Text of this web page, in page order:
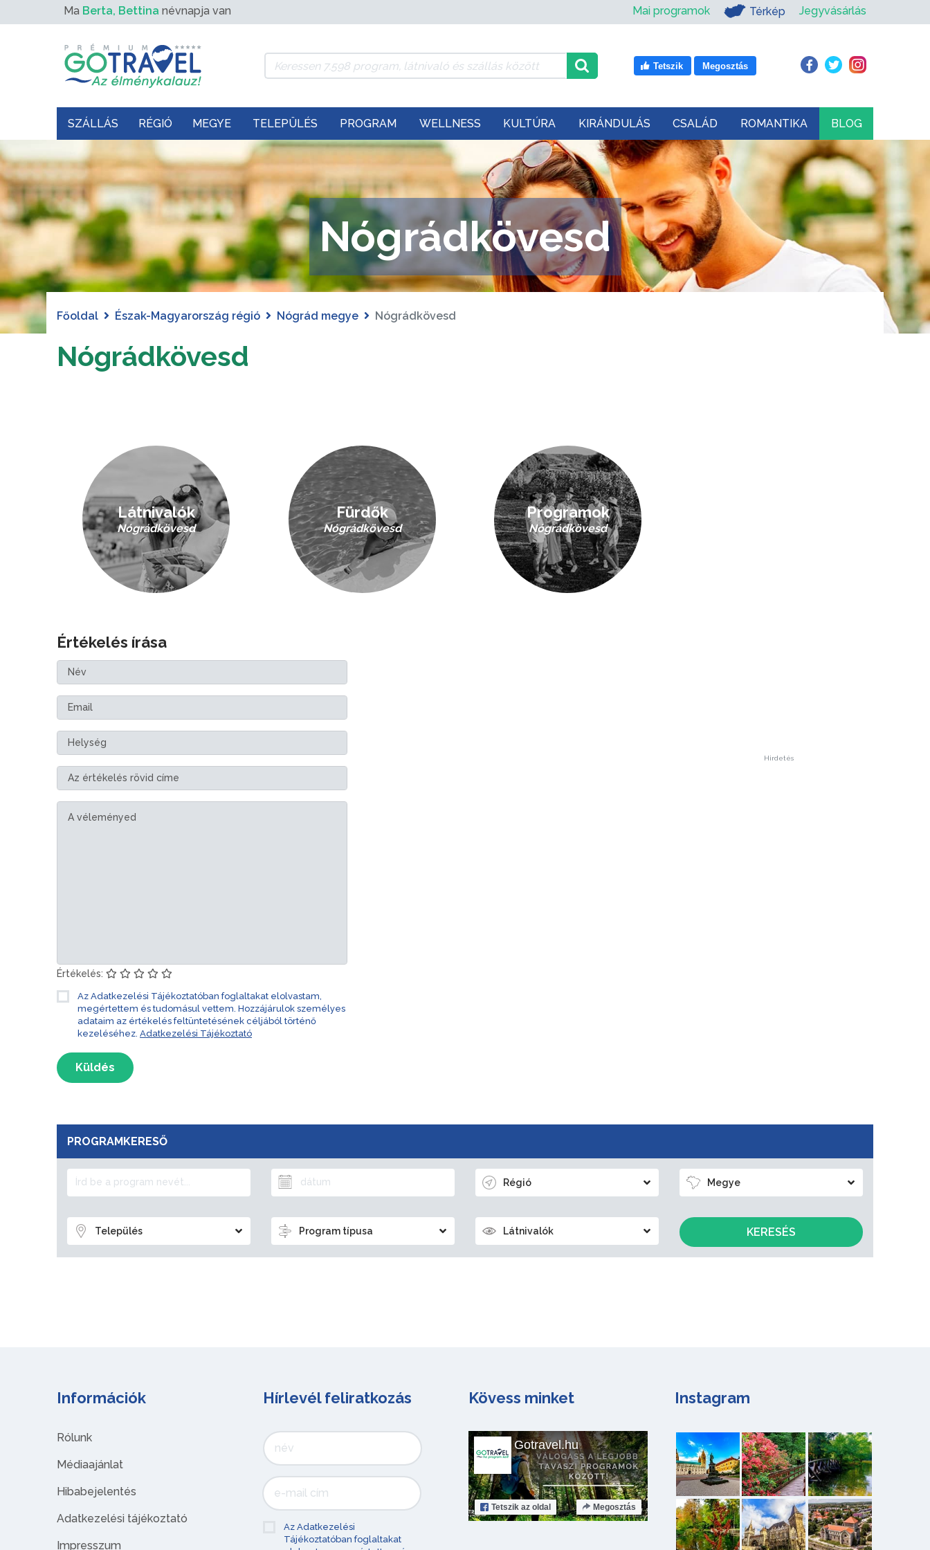
Ma Berta, Bettina névnapja van Mai programok Térkép Jegyvásárlás
Tetszik Megosztás
SZÁLLÁS RÉGIÓ MEGYE TELEPÜLÉS PROGRAM WELLNESS KULTÚRA KIRÁNDULÁS CSALÁD ROMANTIKA BLOG
Nógrádkövesd
Főoldal Észak-Magyarország régió Nógrád megye Nógrádkövesd
Nógrádkövesd
Látnivalók
Nógrádkövesd
Fürdők
Nógrádkövesd
Programok
Nógrádkövesd
Értékelés írása
Értékelés:
Az Adatkezelési Tájékoztatóban foglaltakat elolvastam,
megértettem és tudomásul vettem. Hozzájárulok személyes
adataim az értékelés feltüntetésének céljából történő
kezeléséhez. Adatkezelési Tájékoztató
Küldés
Hirdetés
PROGRAMKERESŐ
Régió Megye
Település Program típusa Látnivalók KERESÉS
Információk
Rólunk
Médiaajánlat
Hibabejelentés
Adatkezelési tájékoztató
Impresszum
Hírlevél feliratkozás
Az Adatkezelési
Tájékoztatóban foglaltakat
Kövess minket
Gotravel.hu
Tetszik az oldal Megosztás
Instagram